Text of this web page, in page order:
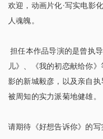
欢迎，动画片化·写实电影
人魂魄。
担任本作品导演的是曾执
儿》、《我的初恋献给你
影的新城毅彦，以及亲自执
被周知的实力派菊地健雄。
请期待《好想告诉你》的写